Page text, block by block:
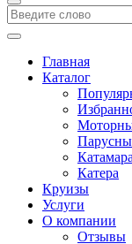
Главная
Каталог
Катера
Круизы
Услуги
О компании
Отзывы